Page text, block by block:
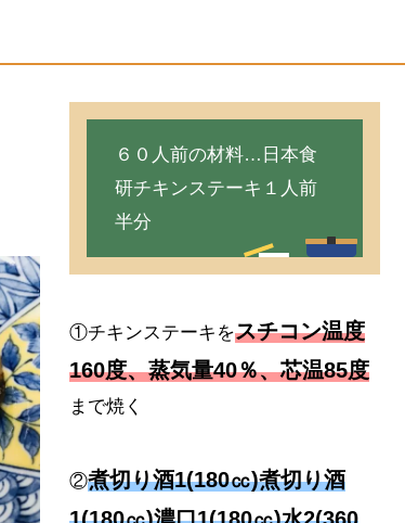
６０人前の材料…日本食
研チキンステーキ１人前
半分
①チキンステーキをスチコン温度
160度、蒸気量40％、芯温85度
まで焼く
②煮切り酒1(180㏄)煮切り酒